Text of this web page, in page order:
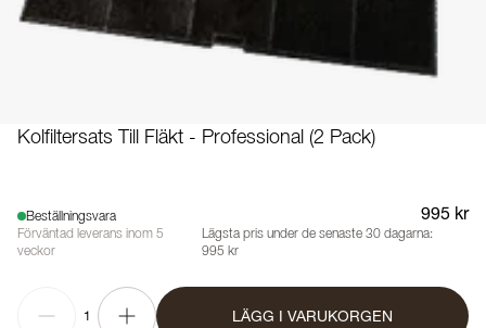
Kolfiltersats Till Fläkt - Professional (2 Pack)
Beställningsvara
Förväntad leverans inom 5
veckor
995 kr
Lägsta pris under de senaste 30 dagarna:
995 kr
1 LÄGG I VARUKORGEN